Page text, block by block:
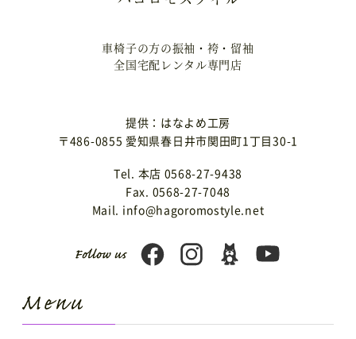
車椅子の方の振袖・袴・留袖
全国宅配レンタル専門店
提供：はなよめ工房
〒486-0855 愛知県春日井市関田町1丁目30-1
Tel. 本店 0568-27-9438
Fax. 0568-27-7048
Mail. info@hagoromostyle.net